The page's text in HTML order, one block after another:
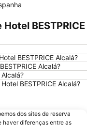
de Atracciones de Madrid
de Vistalegre
Nacional do Prado
Gran Vía
BESTPRICE
BESTPRICE Alcalá?
Alcalá?
BESTPRICE Alcalá?
dos sites de reserva
haver diferenças entre as